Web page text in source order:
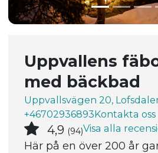
Uppvallens
med bäckbad
Uppvallsvägen 20,
+46702936893Kontakta oss
4,9 (94)Visa alla
Här på en över 200 år